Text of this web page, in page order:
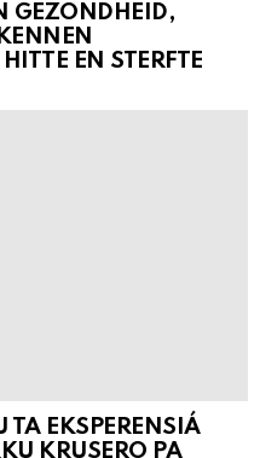
GEZONDHEID,
EN STERFTE
EKSPERENSIÁ
KRUSERO PA